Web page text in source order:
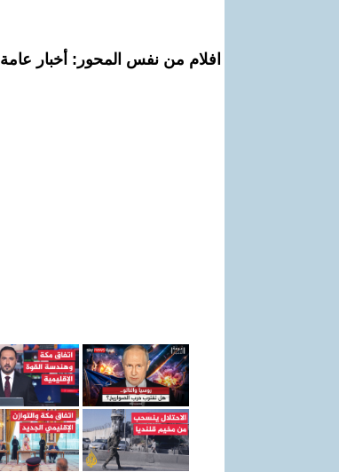
افلام من نفس المحور: أخبار عامة